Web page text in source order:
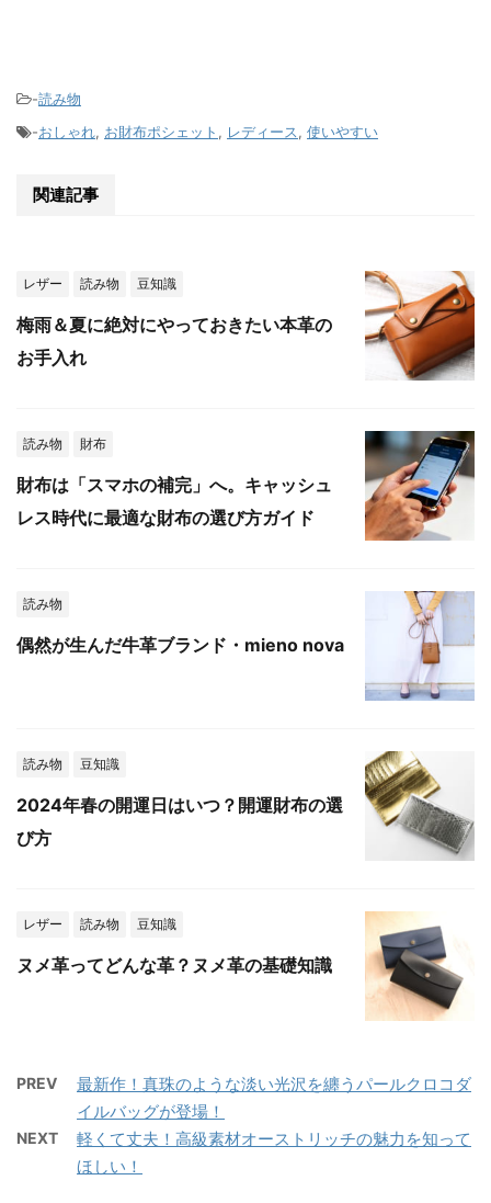
-読み物
-おしゃれ, お財布ポシェット , レディース, 使いやすい
関連記事
レザー 読み物 豆知識
梅雨＆夏に絶対にやっておきたい本革の
お手入れ
読み物 財布
財布は「スマホの補完」へ。キャッシュ
レス時代に最適な財布の選び方ガイド
読み物
偶然が生んだ牛革ブランド・mieno nova
読み物 豆知識
2024年春の開運日はいつ？開運財布の選
び方
レザー 読み物 豆知識
ヌメ革ってどんな革？ヌメ革の基礎知識
PREV
最新作！真珠のような淡い光沢を纏うパールクロコダ
イルバッグが登場！
NEXT
軽くて丈夫！高級素材オーストリッチの魅力を知って
ほしい！